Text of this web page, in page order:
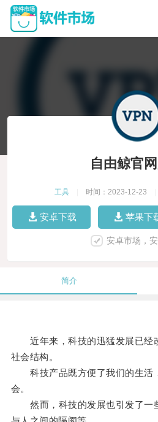
自由鲸官
工具 时间：2023-12-23
安卓下载 苹果下
安卓市场，
简介
近年来，科技的迅猛发展已经
社会结构。
科技产品既方便了我们的生活
会。
然而，科技的发展也引发了一